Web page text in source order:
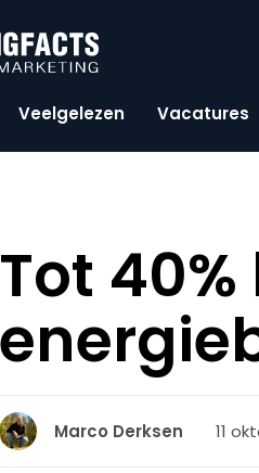
Veelgelezen Vacatures
Tot
Marco Derksen 11